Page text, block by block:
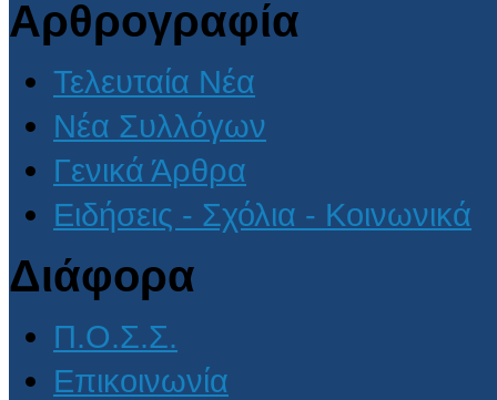
Αρθρογραφία
Τελευταία Νέα
Νέα Συλλόγων
Γενικά Άρθρα
Ειδήσεις - Σχόλια - Κοινωνικά
Διάφορα
Π.Ο.Σ.Σ.
Επικοινωνία